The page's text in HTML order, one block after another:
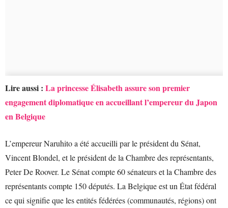
Lire aussi : La princesse Élisabeth assure son premier
engagement diplomatique en accueillant l’empereur du Japon
en Belgique
L’empereur Naruhito a été accueilli par le président du Sénat,
Vincent Blondel, et le président de la Chambre des représentants,
Peter De Roover. Le Sénat compte 60 sénateurs et la Chambre des
représentants compte 150 députés. La Belgique est un État fédéral
ce qui signifie que les entités fédérées (communautés, régions) ont